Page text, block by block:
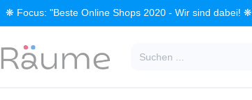
❋ Focus: "Beste Online Shops 2020 - Wir sind dabei! ❋